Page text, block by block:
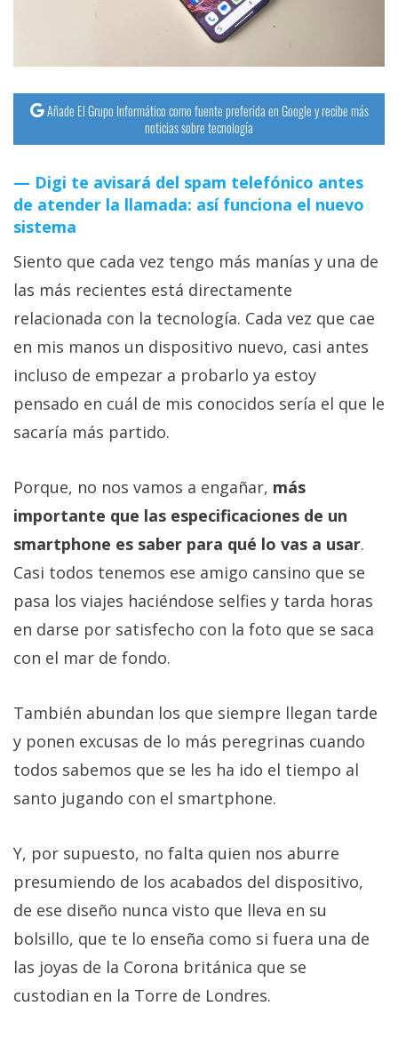
Añade El Grupo Informático como fuente preferida en Google y recibe más
noticias sobre tecnología
Digi te avisará del spam telefónico antes
de atender la llamada: así funciona el nuevo
sistema
Siento que cada vez tengo más manías y una de
las más recientes está directamente
relacionada con la tecnología. Cada vez que cae
en mis manos un dispositivo nuevo, casi antes
incluso de empezar a probarlo ya estoy
pensado en cuál de mis conocidos sería el que le
sacaría más partido.
Porque, no nos vamos a engañar, más
importante que las especificaciones de un
smartphone es saber para qué lo vas a usar.
Casi todos tenemos ese amigo cansino que se
pasa los viajes haciéndose selfies y tarda horas
en darse por satisfecho con la foto que se saca
con el mar de fondo.
También abundan los que siempre llegan tarde
y ponen excusas de lo más peregrinas cuando
todos sabemos que se les ha ido el tiempo al
santo jugando con el smartphone.
Y, por supuesto, no falta quien nos aburre
presumiendo de los acabados del dispositivo,
de ese diseño nunca visto que lleva en su
bolsillo, que te lo enseña como si fuera una de
las joyas de la Corona británica que se
custodian en la Torre de Londres.